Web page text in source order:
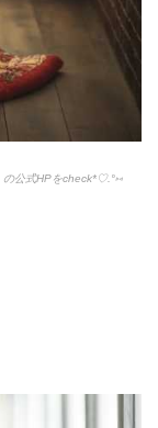
の公式HPをcheck*♡.°⑅